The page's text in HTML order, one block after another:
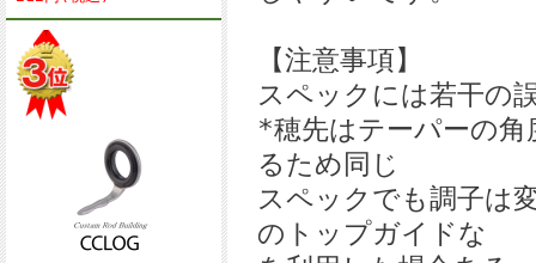
【注意事項】
スペックには若干の
*穂先はテーパーの
るため同じ
スペックでも調子は
のトップガイドな